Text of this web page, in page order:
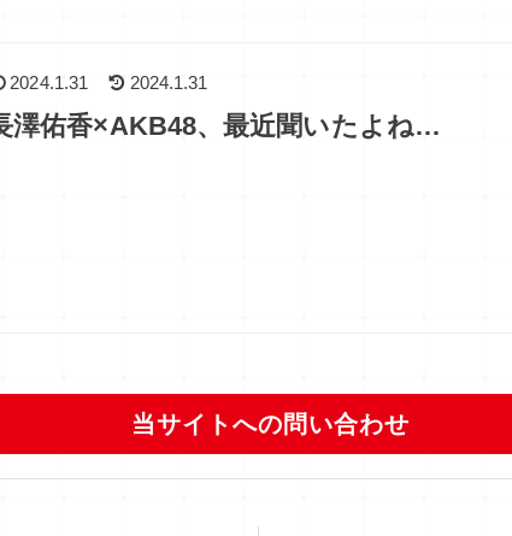
2024.1.31 2024.1.31
澤佑香×AKB48、最近聞いたよね…
当サイトへの問い合わせ